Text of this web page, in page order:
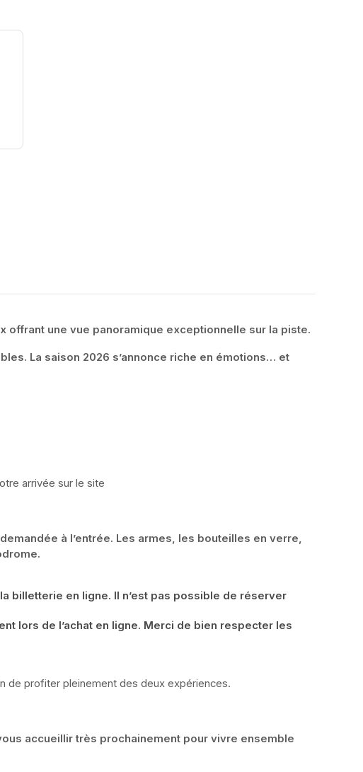
offrant une vue panoramique exceptionnelle sur la piste.
La saison 2026 s’annonce riche en émotions… et
arrivée sur le site
à l’entrée. Les armes, les bouteilles en verre,
billetterie en ligne. Il n’est pas possible de réserver
lors de l’achat en ligne. Merci de bien respecter les
de profiter pleinement des deux expériences.
accueillir très prochainement pour vivre ensemble